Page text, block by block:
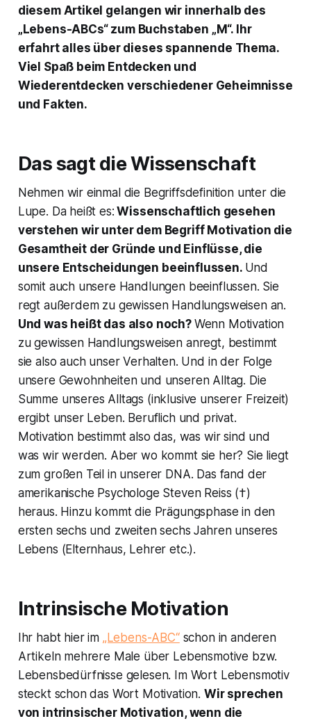
diesem Artikel gelangen wir innerhalb des
„Lebens-ABCs“ zum Buchstaben „M“. Ihr
erfahrt alles über dieses spannende Thema.
Viel Spaß beim Entdecken und
Wiederentdecken verschiedener Geheimnisse
und Fakten.
Das sagt die Wissenschaft
Nehmen wir einmal die Begriffsdefinition unter die
Lupe. Da heißt es: Wissenschaftlich gesehen
verstehen wir unter dem Begriff Motivation die
Gesamtheit der Gründe und Einflüsse, die
unsere Entscheidungen beeinflussen. Und
somit auch unsere Handlungen beeinflussen. Sie
regt außerdem zu gewissen Handlungsweisen an.
Und was heißt das also noch? Wenn Motivation
zu gewissen Handlungsweisen anregt, bestimmt
sie also auch unser Verhalten. Und in der Folge
unsere Gewohnheiten und unseren Alltag. Die
Summe unseres Alltags (inklusive unserer Freizeit)
ergibt unser Leben. Beruflich und privat.
Motivation bestimmt also das, was wir sind und
was wir werden. Aber wo kommt sie her? Sie liegt
zum großen Teil in unserer DNA. Das fand der
amerikanische Psychologe Steven Reiss (†)
heraus. Hinzu kommt die Prägungsphase in den
ersten sechs und zweiten sechs Jahren unseres
Lebens (Elternhaus, Lehrer etc.).
Intrinsische Motivation
Ihr habt hier im „Lebens-ABC“schon in anderen
Artikeln mehrere Male über Lebensmotive bzw.
Lebensbedürfnisse gelesen. Im Wort Lebensmotiv
steckt schon das Wort Motivation. Wir sprechen
von intrinsischer Motivation, wenn die